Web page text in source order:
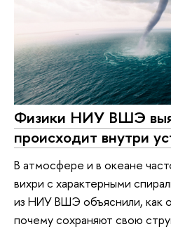
Физики НИУ ВШЭ
происходит внутри
В атмосфере и в океане
вихри с характерными
из НИУ ВШЭ объяснили, как
почему сохраняют свою